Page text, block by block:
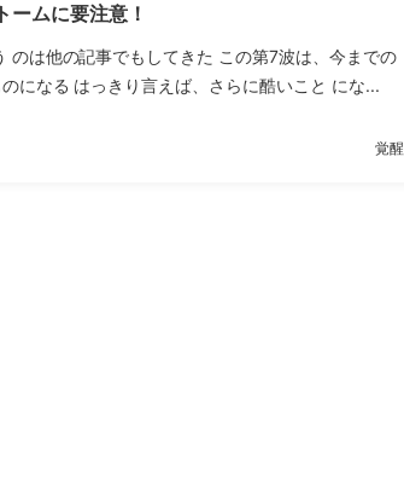
ームに要注意！
のは他の記事でもしてきた この第7波は、今までの
になる はっきり言えば、さらに酷いこと にな...
覚醒